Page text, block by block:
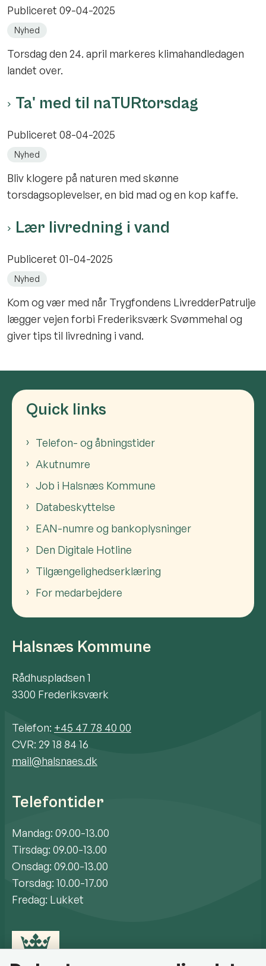
Publiceret 09-04-2025
Nyhed
Torsdag den 24. april markeres klimahandledagen
landet over.
Ta' med til naTURtorsdag
Publiceret 08-04-2025
Nyhed
Bliv klogere på naturen med skønne
torsdagsoplevelser, en bid mad og en kop kaffe.
Lær livredning i vand
Publiceret 01-04-2025
Nyhed
Kom og vær med når Trygfondens LivredderPatrulje
lægger vejen forbi Frederiksværk Svømmehal og
giver tips til livredning i vand.
Quick links
Telefon- og åbningstider
Akutnumre
Job i Halsnæs Kommune
Databeskyttelse
EAN-numre og bankoplysninger
Den Digitale Hotline
Tilgængelighedserklæring
For medarbejdere
Halsnæs Kommune
Rådhuspladsen 1
3300 Frederiksværk
Telefon: +45 47 78 40 00
CVR: 29 18 84 16
mail@halsnaes.dk
Telefontider
Mandag: 09.00-13.00
Tirsdag: 09.00-13.00
Onsdag: 09.00-13.00
Torsdag: 10.00-17.00
Fredag: Lukket